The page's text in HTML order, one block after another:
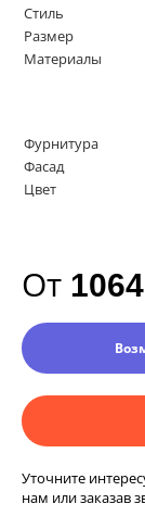
Стиль
Размер
Материалы
Фурнитура
Фасад
Цвет
От
Уточните
нам или заказав